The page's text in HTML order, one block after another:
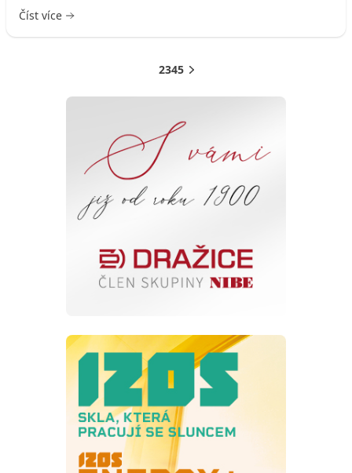
Číst více
2345Další